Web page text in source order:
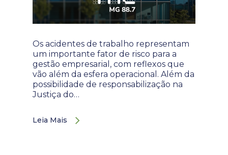
Os acidentes de trabalho representam
um importante fator de risco para a
gestão empresarial, com reflexos que
vão além da esfera operacional. Além da
possibilidade de responsabilização na
Justiça do…
Leia Mais